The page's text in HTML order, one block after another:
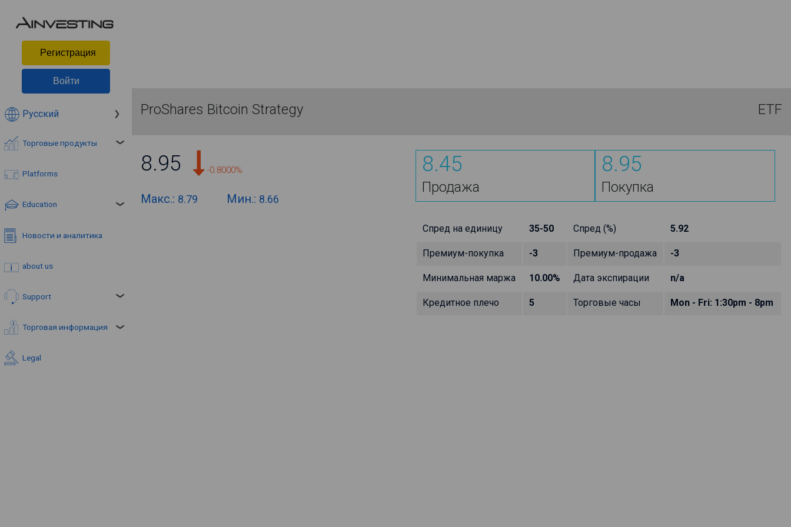
Pегистрация
Войти
Русский
Торговые продукты
Platforms
Education
Новости и аналитика
about us
Support
Торговая информация
Legal
ProShares Bitcoin Strategy ETF
8.95 -0.8000%
Макс.: 8.79 Мин.: 8.66
8.45
Продажа
8.95
Покупка
Спред на единицу 35-50 Спред (%) 5.92
Премиум-покупка -3 Премиум-продажа -3
Минимальная маржа 10.00% Дата экспирации n/a
Кредитное плечо 5 Торговые часы Mon - Fri: 1:30pm - 8pm